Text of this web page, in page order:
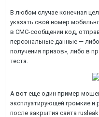
В любом случае конечная
указать свой номер
в СМС-сообщении код,
персональные данные —
получения призов», либо в
теста.
А вот еще один пример
эксплуатирующей громкие и
после закрытия сайта